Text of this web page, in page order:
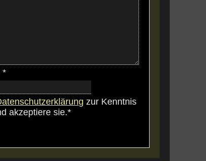
*
zur Kenntnis
akzeptiere sie.*